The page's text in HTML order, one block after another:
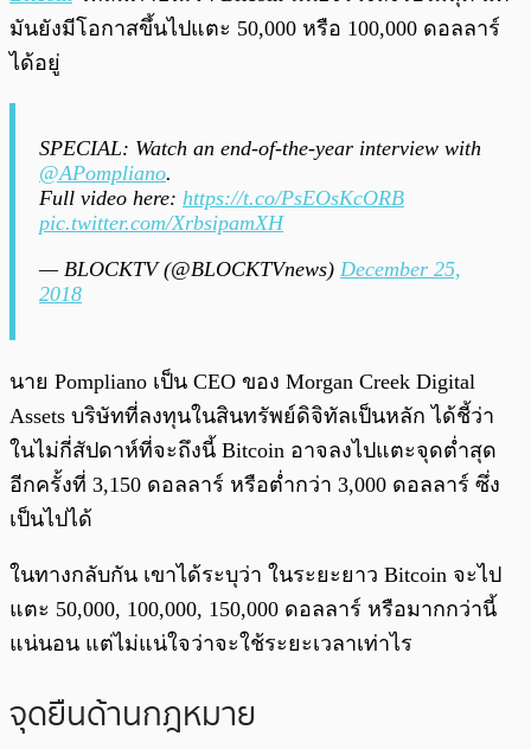
มันยังมีโอกาสขึ้นไปแตะ 50,000 หรือ 100,000 ดอลลาร์
ได้อยู่
SPECIAL: Watch an end-of-the-year interview with
@APompliano.
Full video here: https://t.co/PsEOsKcORB
pic.twitter.com/XrbsipamXH
— BLOCKTV (@BLOCKTVnews) December 25,
2018
นาย Pompliano เป็น CEO ของ Morgan Creek Digital
Assets บริษัทที่ลงทุนในสินทรัพย์ดิจิทัลเป็นหลัก ได้ชี้ว่า
ในไม่กี่สัปดาห์ที่จะถึงนี้ Bitcoin อาจลงไปแตะจุดต่ำสุด
อีกครั้งที่ 3,150 ดอลลาร์ หรือต่ำกว่า 3,000 ดอลลาร์ ซึ่ง
เป็นไปได้
ในทางกลับกัน เขาได้ระบุว่า ในระยะยาว Bitcoin จะไป
แตะ 50,000, 100,000, 150,000 ดอลลาร์ หรือมากกว่านี้
แน่นอน แต่ไม่แน่ใจว่าจะใช้ระยะเวลาเท่าไร
จุดยืนด้านกฎหมาย